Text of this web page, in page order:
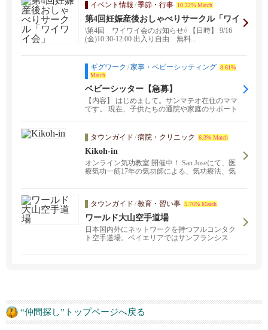
イベント情報 /季節・行事 10.22% Match
第4回妊娠産後おしゃべりサークル「ワイ
ワイ会」
\第4回 ワイワイ会のお知らせ// 【日時】 9/16
(金)10:30-12:00 出入り自由 無料...
ギグワーク /家事・ベビーシッティング 8.61%
Match
ベビーシッター【急募】
【内容】 はじめまして。サンマテオ在住のママ
です。 現在、子供たちの通院や家庭のサポート
タウンガイド /病院・クリニック 6.3% Match
Kikoh-in
オンライン気功教室 開催中！ San Joseにて、医
療気功一筋17年の気功師による、気功療法、気
ークレー、オークランド、フリーモント、サン
マテオに出張します。呼吸、脱ストレス、がん
予防、健康、不妊改善のプログラムもありま
す。
タウンガイド /教育・習い事 5.76% Match
ワールド大山空手道場
日本国内外にネットワークを持つフルコンタク
ト空手道場。ベイエリアではサンフランシス
“仲間探し”トップページへ戻る